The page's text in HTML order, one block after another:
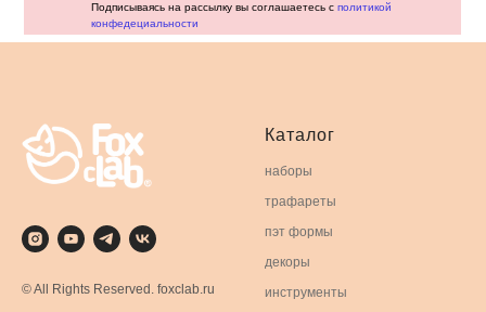
Подписываясь на рассылку вы соглашаетесь с политикой
конфедециальности
© All Rights Reserved. foxclab.ru
Каталог
наборы
трафареты
пэт формы
декоры
инструменты